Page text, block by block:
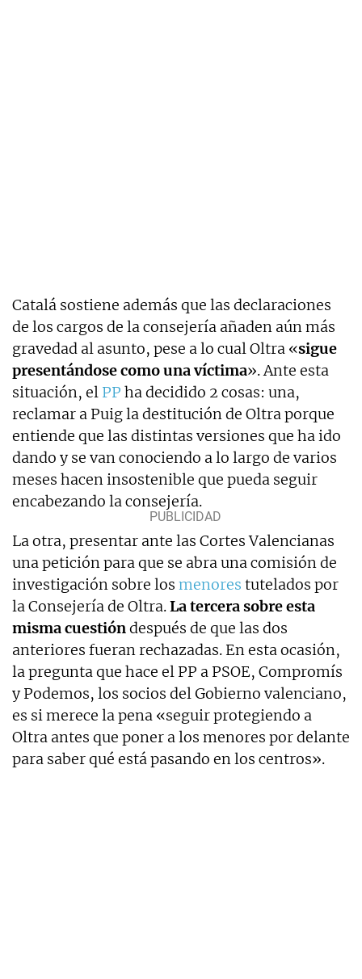
Catalá sostiene además que las declaraciones
de los cargos de la consejería añaden aún más
gravedad al asunto, pese a lo cual Oltra «sigue
presentándose como una víctima». Ante esta
situación, el PP ha decidido 2 cosas: una,
reclamar a Puig la destitución de Oltra porque
entiende que las distintas versiones que ha ido
dando y se van conociendo a lo largo de varios
meses hacen insostenible que pueda seguir
encabezando la consejería.
La otra, presentar ante las Cortes Valencianas
una petición para que se abra una comisión de
investigación sobre los menores tutelados por
la Consejería de Oltra.La tercera sobre esta
misma cuestióndespués de que las dos
anteriores fueran rechazadas. En esta ocasión,
la pregunta que hace el PP a PSOE, Compromís
y Podemos, los socios del Gobierno valenciano,
es si merece la pena «seguir protegiendo a
Oltra antes que poner a los menores por delante
para saber qué está pasando en los centros».